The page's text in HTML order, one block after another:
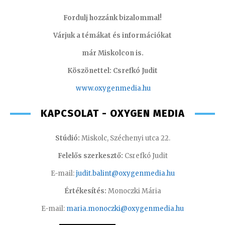
Fordulj hozzánk bizalommal!
Várjuk a témákat és információkat
már Miskolcon is.
Köszönettel: Csrefkó Judit
www.oxygenmedia.hu
KAPCSOLAT - OXYGEN MEDIA
Stúdió: Miskolc, Széchenyi utca 22.
Felelős szerkesztő: Csrefkó Judit
E-mail:judit.balint@oxygenmedia.hu
Értékesítés: Monoczki Mária
E-mail: maria.monoczki@oxygenmedia.hu